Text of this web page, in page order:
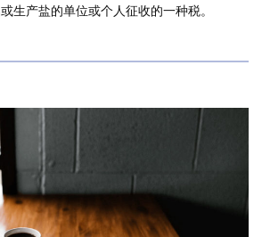
生产盐的单位或个人征收的一种税。